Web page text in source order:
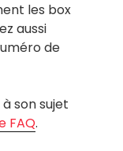
les box
aussi
de
son sujet
FAQ.